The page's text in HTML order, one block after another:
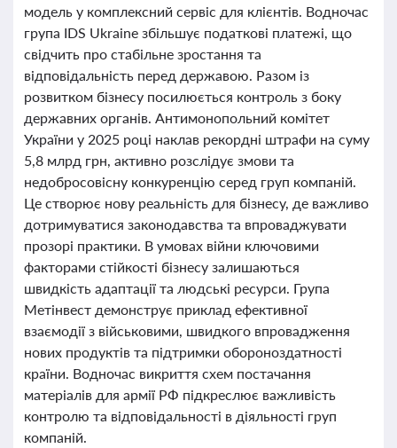
модель у комплексний сервіс для клієнтів. Водночас
група IDS Ukraine збільшує податкові платежі, що
свідчить про стабільне зростання та
відповідальність перед державою. Разом із
розвитком бізнесу посилюється контроль з боку
державних органів. Антимонопольний комітет
України у 2025 році наклав рекордні штрафи на суму
5,8 млрд грн, активно розслідує змови та
недобросовісну конкуренцію серед груп компаній.
Це створює нову реальність для бізнесу, де важливо
дотримуватися законодавства та впроваджувати
прозорі практики. В умовах війни ключовими
факторами стійкості бізнесу залишаються
швидкість адаптації та людські ресурси. Група
Метінвест демонструє приклад ефективної
взаємодії з військовими, швидкого впровадження
нових продуктів та підтримки обороноздатності
країни. Водночас викриття схем постачання
матеріалів для армії РФ підкреслює важливість
контролю та відповідальності в діяльності груп
компаній.